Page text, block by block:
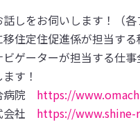
をお伺いします！（各
定住促進係が担当する
ーターが担当する仕事
す！
院 https://
社 https://www.shine-